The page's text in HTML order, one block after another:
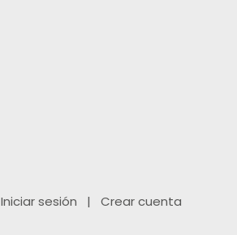
Iniciar sesión | Crear cuenta